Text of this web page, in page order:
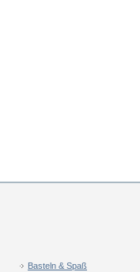
Basteln & Spaß